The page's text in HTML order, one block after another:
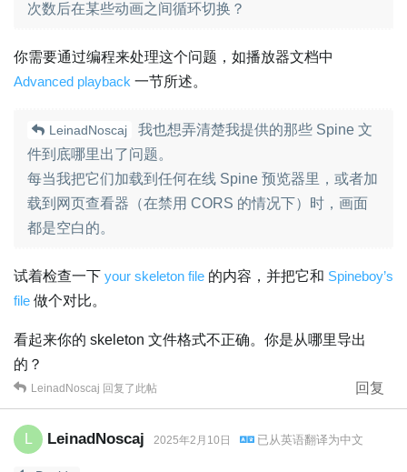
次数后在某些动画之间循环切换？
你需要通过编程来处理这个问题，如播放器文档中
Advanced playback 一节所述。
LeinadNoscaj
我也想弄清楚我提供的那些 Spine 文
件到底哪里出了问题。
每当我把它们加载到任何在线 Spine 预览器里，或者加
载到网页查看器（在禁用 CORS 的情况下）时，画面
都是空白的。
试着检查一下 your skeleton file 的内容，并把它和 Spineboy’s
file 做个对比。
看起来你的 skeleton 文件格式不正确。你是从哪里导出
的？
回复
LeinadNoscaj 回复了此帖
LeinadNoscaj 2025年2月10日 已从英语翻译为中文